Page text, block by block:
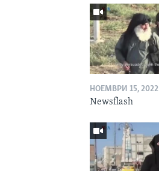
НОЕМВРИ 15, 2022
Newsflash